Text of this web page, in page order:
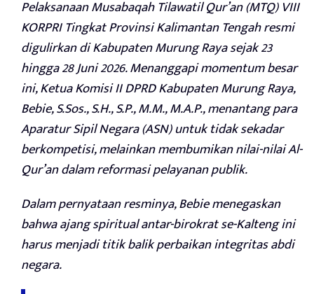
Pelaksanaan Musabaqah Tilawatil Qur’an (MTQ) VIII
KORPRI Tingkat Provinsi Kalimantan Tengah resmi
digulirkan di Kabupaten Murung Raya sejak 23
hingga 28 Juni 2026. Menanggapi momentum besar
ini, Ketua Komisi II DPRD Kabupaten Murung Raya,
Bebie, S.Sos., S.H., S.P., M.M., M.A.P., menantang para
Aparatur Sipil Negara (ASN) untuk tidak sekadar
berkompetisi, melainkan membumikan nilai-nilai Al-
Qur’an dalam reformasi pelayanan publik.
Dalam pernyataan resminya, Bebie menegaskan
bahwa ajang spiritual antar-birokrat se-Kalteng ini
harus menjadi titik balik perbaikan integritas abdi
negara.